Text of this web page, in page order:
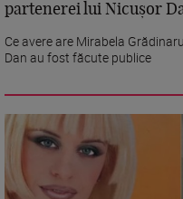
partenerei lui Nicușor
Ce avere are Mirabela
Dan au fost făcute publice